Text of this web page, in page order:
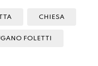
CHIESA
FOLETTI